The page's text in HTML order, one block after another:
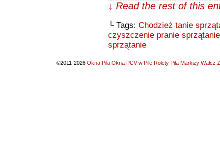
↓ Read the rest of this
└ Tags: Chodzież tanie
czyszczenie pranie
sprzątanie
©2011-2026 Okna Piła Okna PCV w Pile Rolety Piła Markizy Wałcz